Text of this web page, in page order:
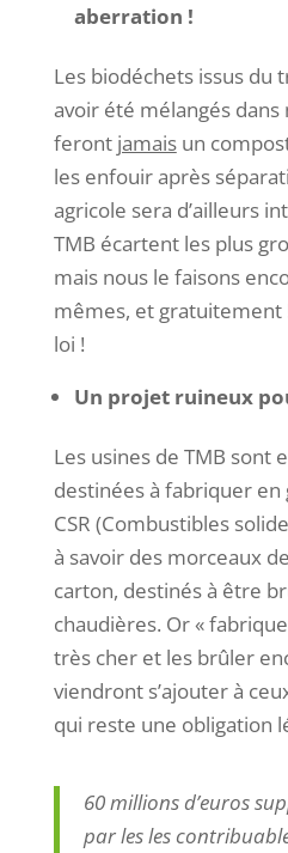
aberration !
Les biodéchets issus du
avoir été mélangés dans
feront jamaisun
les enfouir après
agricole sera d’ailleurs
TMB écartent les plus
mais nous le faisons
mêmes, et gratuitement !
loi !
Un projet ruineux
Les usines de TMB sont
destinées à fabriquer
CSR (Combustibles
à savoir des morceaux
carton, destinés à être
chaudières. Or «
très cher et les brûler
viendront s’ajouter à
qui reste une obligation
60 millions d’euros
par les les